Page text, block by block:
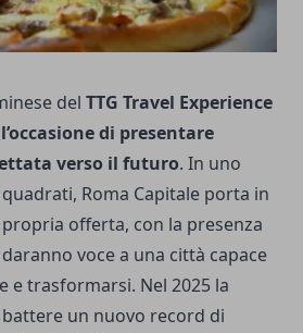
del TTG Travel Experience
di presentare
verso il futuro. In uno
Roma Capitale porta in
offerta, con la presenza
voce a una città capace
e trasformarsi. Nel 2025 la
un nuovo record di